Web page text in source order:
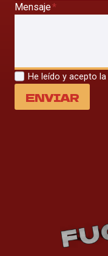
Mensaje*
He leído y acepto la
ENVIAR